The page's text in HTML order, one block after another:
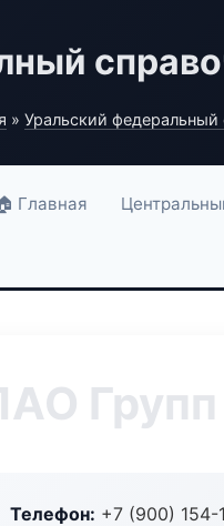
» Уральский федеральный
Главная
Телефон: +7 (900) 154-